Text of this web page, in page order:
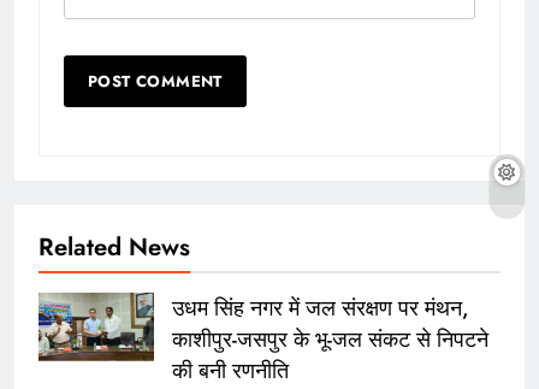
Related News
उधम सिंह नगर में जल संरक्षण पर मंथन,
काशीपुर-जसपुर के भू-जल संकट से निपटने
की बनी रणनीति